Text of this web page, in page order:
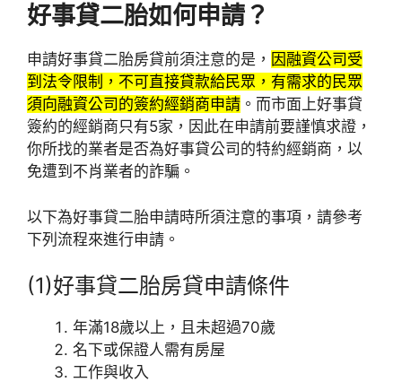
好事貸二胎如何申請？
申請好事貸二胎房貸前須注意的是， 因融資公司受
到法令限制，不可直接貸款給民眾，有需求的民眾
須向融資公司的簽約經銷商申請 。而市面上好事貸
簽約的經銷商只有5家，因此在申請前要謹慎求證，
你所找的業者是否為好事貸公司的特約經銷商，以
免遭到不肖業者的詐騙。
以下為好事貸二胎申請時所須注意的事項，請參考
下列流程來進行申請。
(1)好事貸二胎房貸申請條件
年滿18歲以上，且未超過70歲
名下或保證人需有房屋
工作與收入